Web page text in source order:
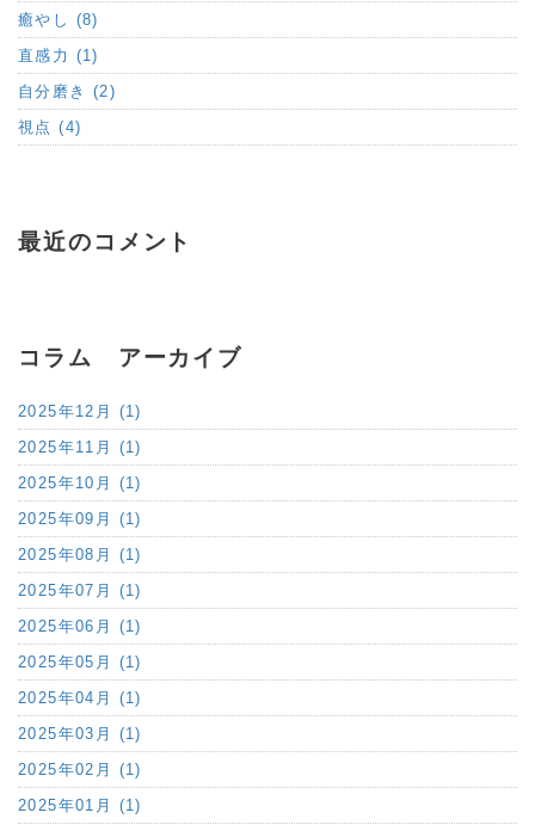
癒やし (8)
直感力 (1)
自分磨き (2)
視点 (4)
最近のコメント
コラム アーカイブ
2025年12月 (1)
2025年11月 (1)
2025年10月 (1)
2025年09月 (1)
2025年08月 (1)
2025年07月 (1)
2025年06月 (1)
2025年05月 (1)
2025年04月 (1)
2025年03月 (1)
2025年02月 (1)
2025年01月 (1)